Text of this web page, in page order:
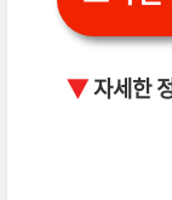
▼자세한